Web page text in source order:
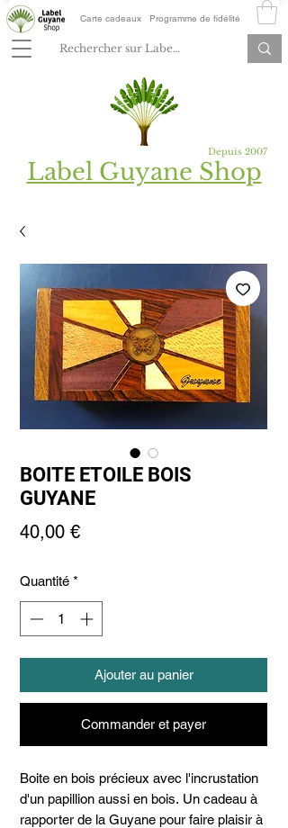
Carte cadeaux Programme de fidélité
Depuis 2007
Label Guyane Shop
BOITE ETOILE BOIS
GUYANE
40,00 €Prix
Quantité *
Ajouter au panier
Commander et payer
Boite en bois précieux avec l'incrustation
d'un papillion aussi en bois. Un cadeau à
rapporter de la Guyane pour faire plaisir à